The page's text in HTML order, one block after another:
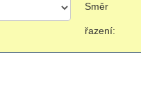
Směr
řazení: